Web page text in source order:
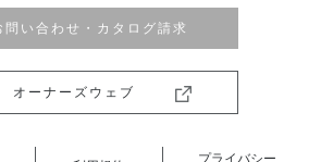
問い合わせ・カタログ請求
オーナーズウェブ
プライバシー